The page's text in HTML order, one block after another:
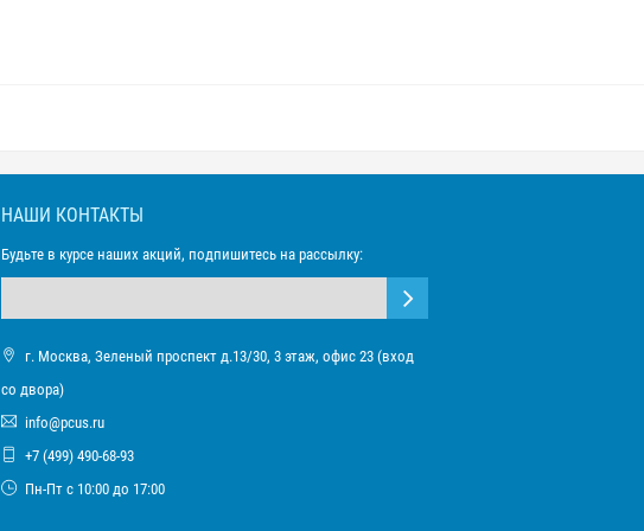
НАШИ КОНТАКТЫ
Будьте в курсе наших акций, подпишитесь на рассылку:
г. Москва, Зеленый проспект д.13/30, 3 этаж, офис 23 (вход
со двора)
info@pcus.ru
+7 (499) 490-68-93
Пн-Пт с 10:00 до 17:00